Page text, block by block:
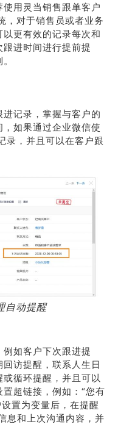
用灵当销售跟单客户
，对于销售员或者业务
更有效的记录每次和
进时间进行提前提
记录，掌握与客户的
如果通过企业微信使
录，并且可以在客户跟
自动提醒
如客户下次跟进提
访提醒，联系人生日
循环提醒，并且可以
超链接，例如：“您有
置为变量后，在提醒
息和上次沟通内容，并